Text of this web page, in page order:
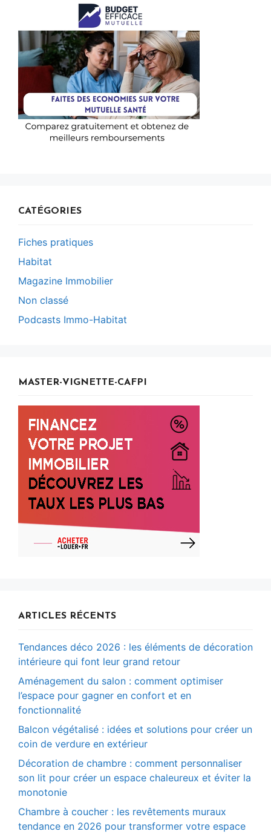
CATÉGORIES
Fiches pratiques
Habitat
Magazine Immobilier
Non classé
Podcasts Immo-Habitat
MASTER-VIGNETTE-CAFPI
ARTICLES RÉCENTS
Tendances déco 2026 : les éléments de décoration
intérieure qui font leur grand retour
Aménagement du salon : comment optimiser
l’espace pour gagner en confort et en
fonctionnalité
Balcon végétalisé : idées et solutions pour créer un
coin de verdure en extérieur
Décoration de chambre : comment personnaliser
son lit pour créer un espace chaleureux et éviter la
monotonie
Chambre à coucher : les revêtements muraux
tendance en 2026 pour transformer votre espace